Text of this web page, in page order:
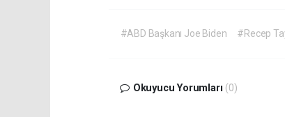
#ABD Başkanı Joe Biden #Recep
Okuyucu Yorumları (0)